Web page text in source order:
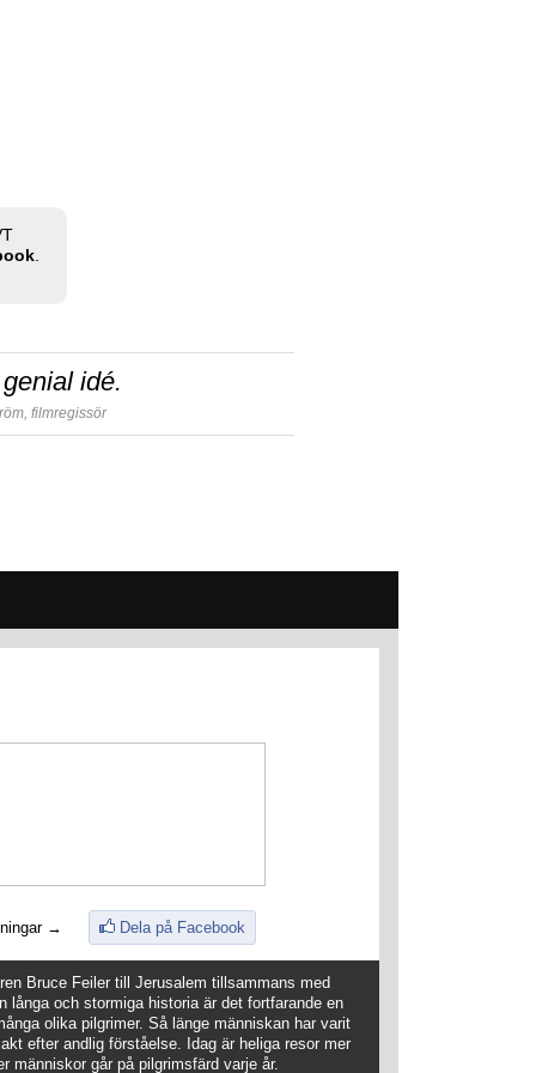
idé.
filmregissör
→ Dela på Facebook
Bruce Feiler till Jerusalem tillsammans med
långa och stormiga historia är det fortfarande en
olika pilgrimer. Så länge människan har varit
efter andlig förståelse. Idag är heliga resor mer
människor går på pilgrimsfärd varje år.